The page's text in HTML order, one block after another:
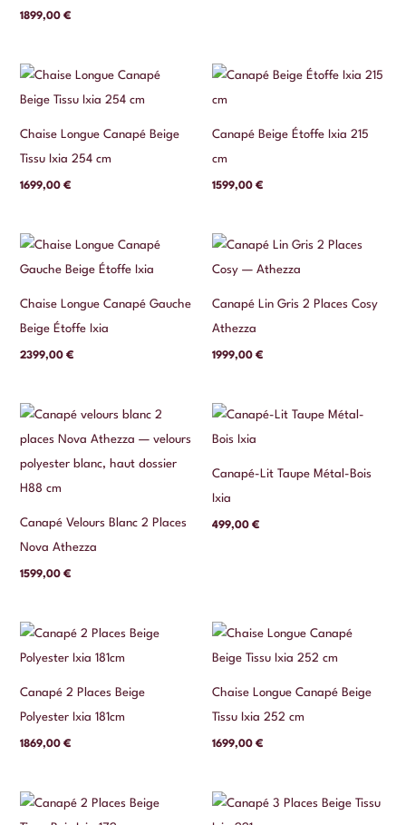
1899,00€
Chaise Longue Canapé Beige
Tissu Ixia 254 cm
1699,00€
Canapé Beige Étoffe Ixia 215
cm
1599,00 €
Chaise Longue Canapé Gauche
Beige Étoffe Ixia
2399,00€
Canapé Lin Gris 2 Places Cosy
Athezza
1999,00 €
Canapé Velours Blanc 2 Places
Nova Athezza
1599,00€
Canapé-Lit Taupe Métal-Bois
Ixia
499,00 €
Canapé 2 Places Beige
Polyester Ixia 181cm
1869,00€
Chaise Longue Canapé Beige
Tissu Ixia 252 cm
1699,00 €